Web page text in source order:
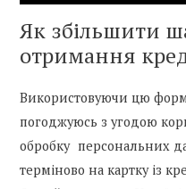
Як збільшити
отримання
Використовуючи цю
погоджуюсь з угодою
обробку персональних
терміново на картку із